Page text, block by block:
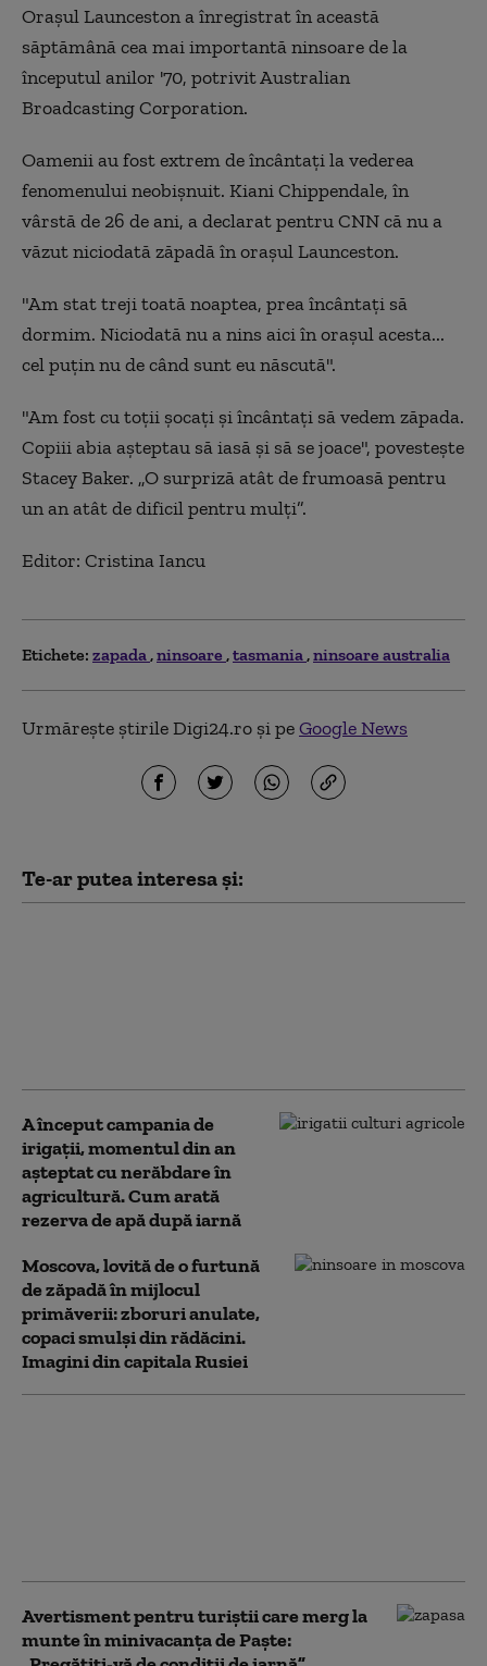
Oraşul Launceston a înregistrat în această
săptămână cea mai importantă ninsoare de la
începutul anilor '70, potrivit Australian
Broadcasting Corporation.
Oamenii au fost extrem de încântați la vederea
fenomenului neobișnuit. Kiani Chippendale, în
vârstă de 26 de ani, a declarat pentru CNN că nu a
văzut niciodată zăpadă în oraşul Launceston.
"Am stat treji toată noaptea, prea încântaţi să
dormim. Niciodată nu a nins aici în oraşul acesta...
cel puţin nu de când sunt eu născută".
"Am fost cu toţii şocaţi şi încântaţi să vedem zăpada.
Copiii abia aşteptau să iasă şi să se joace", povestește
Stacey Baker. „O surpriză atât de frumoasă pentru
un an atât de dificil pentru mulţi”.
Editor: Cristina Iancu
Etichete: zapada ninsoare tasmania ninsoare australia
Urmărește știrile Digi24.ro și peGoogle News
Te-ar putea interesa și:
A început campania de
irigații, momentul din an
așteptat cu nerăbdare în
agricultură. Cum arată
rezerva de apă după iarnă
Moscova, lovită de o furtună
de zăpadă în mijlocul
primăverii: zboruri anulate,
copaci smulşi din rădăcini.
Imagini din capitala Rusiei
Avertisment pentru turiștii care merg la
munte în minivacanța de Paște: